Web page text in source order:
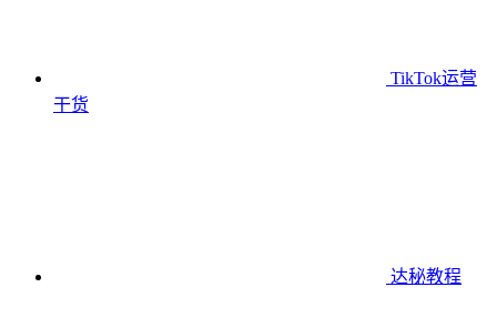
TikTok运营
干货
达秘教程